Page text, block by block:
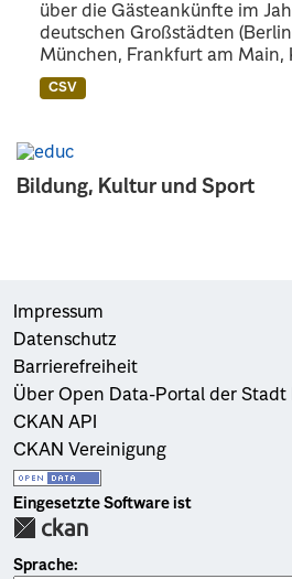
Bildung, Kultur und Sport
über die Gästeankünfte im
deutschen Großstädten
München, Frankfurt am Main,
CSV
Impressum
Datenschutz
Barrierefreiheit
Über Open Data-Portal der Stadt
CKAN API
CKAN Vereinigung
Eingesetzte Software ist
Sprache